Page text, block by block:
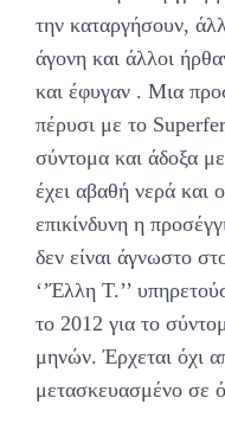
την καταργήσουν,
άγονη και άλλοι
και έφυγαν . Μια
πέρυσι με το
σύντομα και άδοξα με
έχει αβαθή νερά και
επικίνδυνη η
δεν είναι άγνωστο
‘’Έλλη Τ.’’
το 2012 για το
μηνών. Έρχεται όχι
μετασκευασμένο σε